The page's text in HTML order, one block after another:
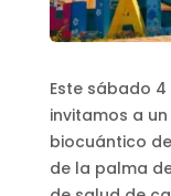
Este sábado
invitamos a
biocuántico
de la palma